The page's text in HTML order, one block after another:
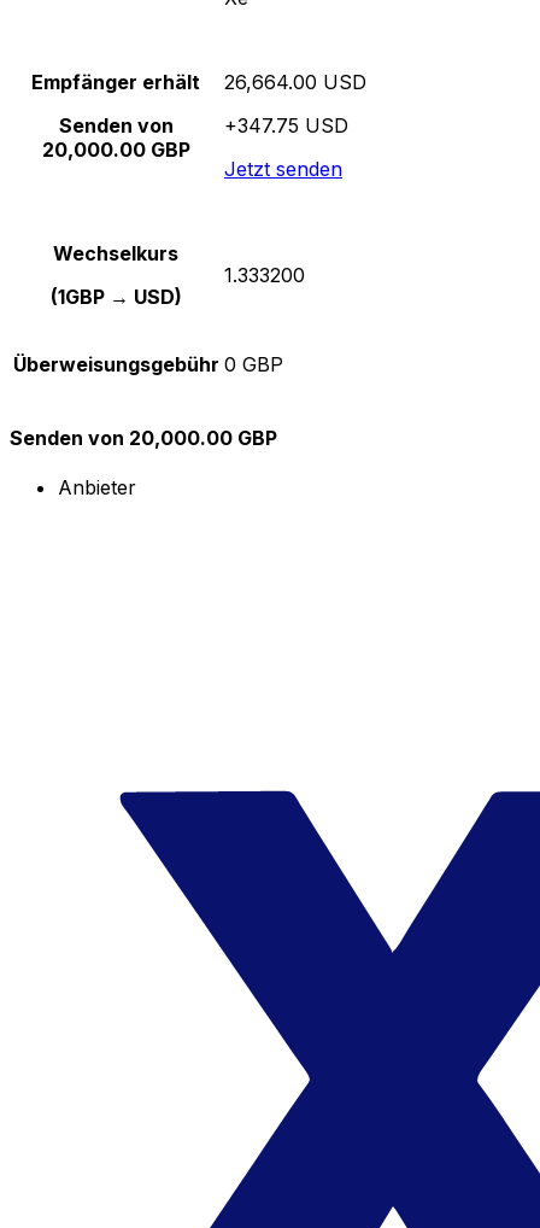
Empfänger erhält
Senden von
20,000.00 GBP
26,664.00 USD
+347.75 USD
Jetzt senden
Wechselkurs
(1GBP → USD)
1.333200
Überweisungsgebühr 0 GBP
Senden von 20,000.00 GBP
Anbieter